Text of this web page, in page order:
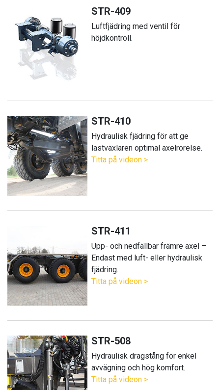
STR-409
Luftfjädring med ventil för
höjdkontroll.
STR-410
Hydraulisk fjädring för att ge
lastväxlaren optimal axelrörelse.
Titta på videon >
STR-411
Upp- och nedfällbar främre axel –
Endast med luft- eller hydraulisk
fjädring.
Titta på videon >
STR-508
Hydraulisk dragstång för enkel
avvägning och hög komfort.
Titta på videon >